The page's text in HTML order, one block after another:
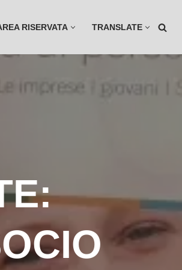
RISERVATA TRANSLATE